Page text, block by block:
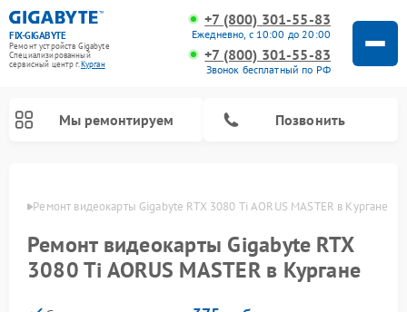
FIX-GIGABYTE
Ремонт устройств Gigabyte
Специализированный
cервисный центр г.Курган
+7 (800) 301-55-83
Ежедневно, с 10:00 до 20:00
+7 (800) 301-55-83
Звонок бесплатный по РФ
Мы ремонтируем Позвонить
Ремонт видеокарты Gigabyte RTX 3080 Ti AORUS MASTER в Кургане
Ремонт видеокарты Gigabyte RTX
3080 Ti AORUS MASTER в Кургане